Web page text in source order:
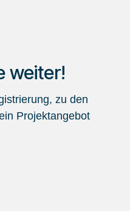
weiter!
zu den
Projektangebot